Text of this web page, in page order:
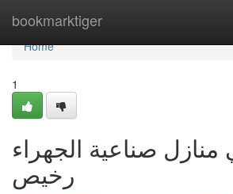
bookmarktiger
Home
Home
1
منازل صناعية الجهراء
رخيص